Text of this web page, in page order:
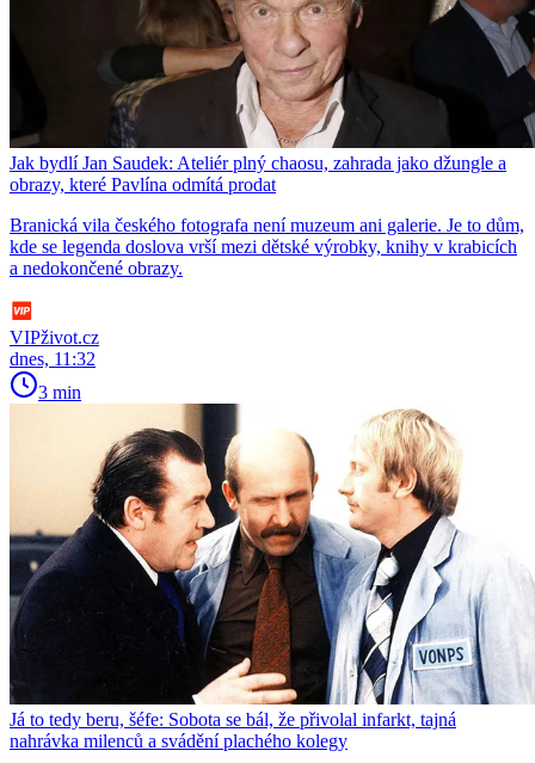
Jak bydlí Jan Saudek: Ateliér plný chaosu, zahrada jako džungle a
obrazy, které Pavlína odmítá prodat
Branická vila českého fotografa není muzeum ani galerie. Je to dům,
kde se legenda doslova vrší mezi dětské výrobky, knihy v krabicích
a nedokončené obrazy.
VIPživot.cz
dnes, 11:32
3 min
Já to tedy beru, šéfe: Sobota se bál, že přivolal infarkt, tajná
nahrávka milenců a svádění plachého kolegy